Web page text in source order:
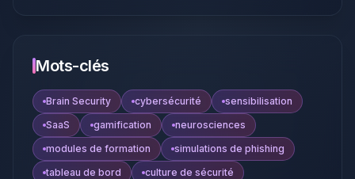
Mots-clés
Brain Security cybersécurité
sensibilisation
SaaS
gamification
neurosciences
modules de formation
simulations de phishing
tableau de bord
culture de sécurité